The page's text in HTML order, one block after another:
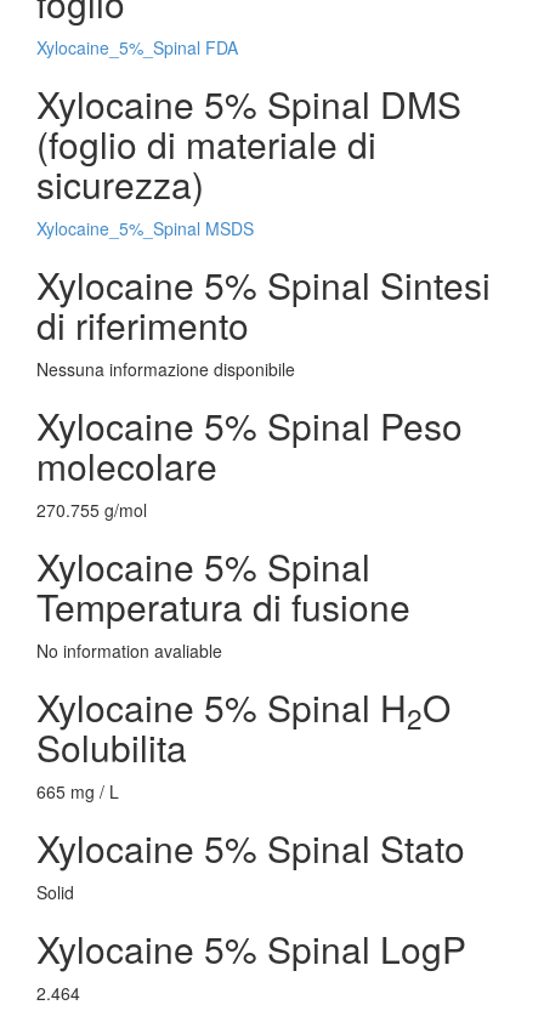
Xylocaine_5%_Spinal FDA
Xylocaine 5% Spinal DMS
(foglio di materiale di
sicurezza)
Xylocaine_5%_Spinal MSDS
Xylocaine 5% Spinal Sintesi
di riferimento
Nessuna informazione disponibile
Xylocaine 5% Spinal Peso
molecolare
270.755 g/mol
Xylocaine 5% Spinal
Temperatura di fusione
No information avaliable
Xylocaine 5% Spinal H2O
Solubilita
665 mg / L
Xylocaine 5% Spinal Stato
Solid
Xylocaine 5% Spinal LogP
2.464